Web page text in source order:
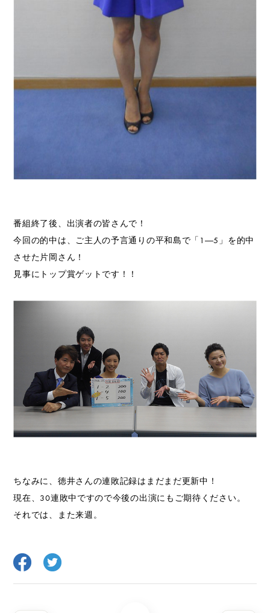
番組終了後、出演者の皆さんで！
今回の的中は、ご主人の予言通りの平和島で「1―5」を的中
させた片岡さん！
見事にトップ賞ゲットです！！
ちなみに、徳井さんの連敗記録はまだまだ更新中！
現在、30連敗中ですので今後の出演にもご期待ください。
それでは、また来週。